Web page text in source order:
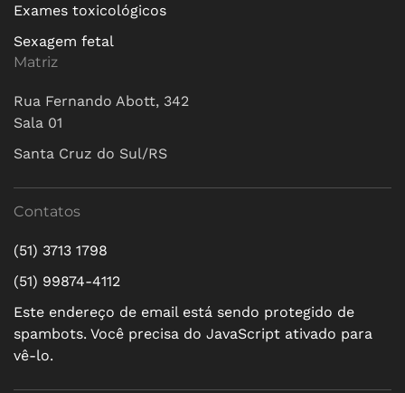
Exames toxicológicos
Sexagem fetal
Matriz
Rua Fernando Abott, 342
Sala 01
Santa Cruz do Sul/RS
Contatos
(51) 3713 1798
(51) 99874-4112
Este endereço de email está sendo protegido de
spambots. Você precisa do JavaScript ativado para
vê-lo.